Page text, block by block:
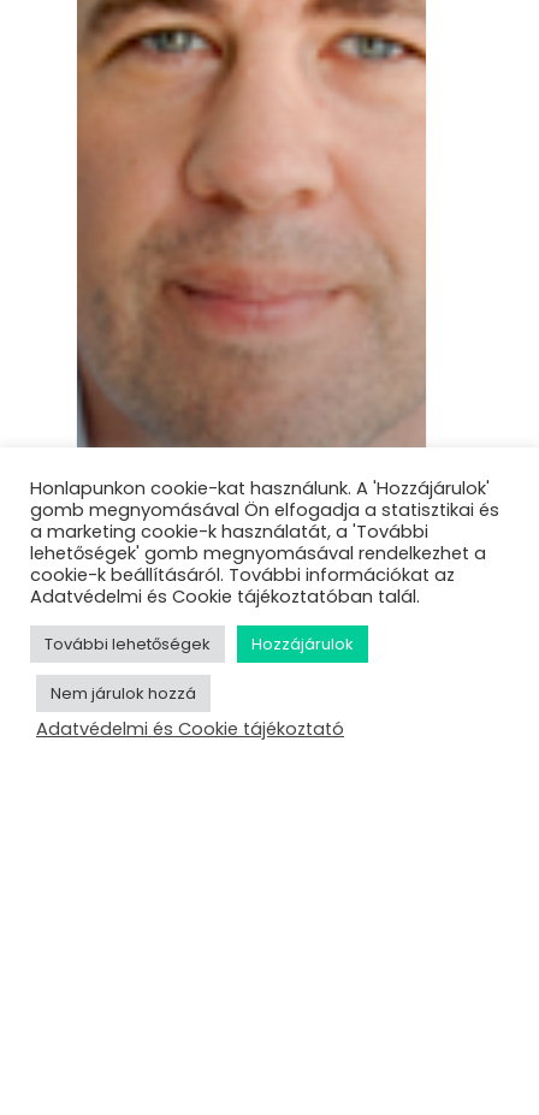
Honlapunkon cookie-kat használunk. A 'Hozzájárulok'
gomb megnyomásával Ön elfogadja a statisztikai és
a marketing cookie-k használatát, a 'További
lehetőségek' gomb megnyomásával rendelkezhet a
cookie-k beállításáról. További információkat az
Adatvédelmi és Cookie tájékoztatóban talál.
További lehetőségek Hozzájárulok
Nem járulok hozzá
Adatvédelmi és Cookie tájékoztató